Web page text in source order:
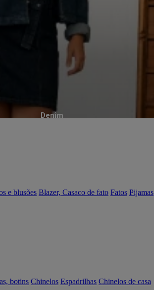
Denim
e blusões Blazer, Casaco de fato Fatos Pijamas
botins Chinelos Espadrilhas Chinelos de casa